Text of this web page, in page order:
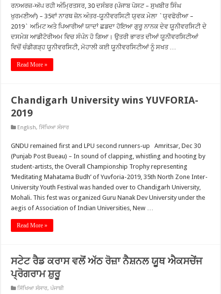
ਰਨਅਰਜ਼-ਅੱਪ ਰਹੀ ਅੰਮ੍ਰਿਤਸਰ, 30 ਦਸੰਬਰ (ਪੰਜਾਬ ਪੋਸਟ – ਸੁਖਬੀਰ ਸਿੰਘ
ਖੁਰਮਣੀਆਂ) – 35ਵਾਂ ਨਾਰਥ ਜ਼ੋਨ ਅੰਤਰ-ਯੂਨੀਵਰਸਿਟੀ ਯੁਵਕ ਮੇਲਾ `ਯੁਵਫੋਰੀਆ –
2019` ਅਮਿਟ ਅਤੇ ਪਿਆਰੀਆਂ ਯਾਦਾਂ ਛਡਦਾ ਹੋਇਆ ਗੁਰੂ ਨਾਨਕ ਦੇਵ ਯੂਨੀਵਰਸਿਟੀ ਦੇ
ਦਸਮੇਸ਼ ਆਡੀਟੋਰੀਅਮ ਵਿਚ ਸੰਪੰਨ ਹੋ ਗਿਆ। ਉਤਰੀ ਭਾਰਤ ਦੀਆਂ ਯੂਨੀਵਰਸਿਟੀਆਂ
ਵਿਚੋਂ ਚੰਡੀਗੜ੍ਹ ਯੂਨੀਵਰਸਿਟੀ, ਮੋਹਾਲੀ ਕਈ ਯੂਨੀਵਰਸਿਟੀਆਂ ਨੂੰ ਸਖਤ …
Read More »
Chandigarh University wins YUVFORIA-
2019
English,ਸਿੱਖਿਆ ਸੰਸਾਰ
GNDU remained first and LPU second runners-up Amritsar, Dec 30
(Punjab Post Bueau) – In sound of clapping, whistling and hooting by
student-artists, the Overall Championship Trophy representing
‘Meditating Mahatama Budh’ of Yuvforia-2019, 35th North Zone Inter-
University Youth Festival was handed over to Chandigarh University,
Mohali. This fest was organized Guru Nanak Dev University under the
aegis of Association of Indian Universities, New …
Read More »
ਸਟੇਟ ਰੈਡ ਕਰਾਸ ਵਲੋਂ ਅੱਠ ਰੋਜ਼ਾ ਨੈਸ਼ਨਲ ਯੂਥ ਐਕਸਚੇਂਜ
ਪ੍ਰੋਗਰਾਮ ਸ਼ੁਰੂ
ਸਿੱਖਿਆ ਸੰਸਾਰ,ਪੰਜਾਬੀ